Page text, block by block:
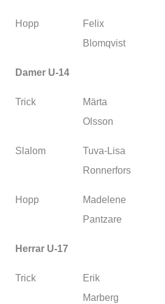
Hopp
Felix
Blomqvist
Damer U-14
Trick
Märta
Olsson
Slalom
Tuva-Lisa
Ronnerfors
Hopp
Madelene
Pantzare
Herrar U-17
Trick
Erik
Marberg